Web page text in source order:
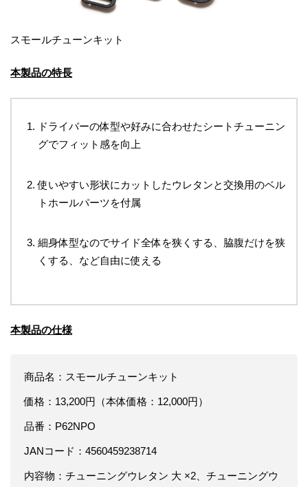
スモールチューンキット
本製品の特長
ドライバーの体型や好みに合わせたシートチューニン
グでフィット感を向上
使いやすい形状にカットしたウレタンと交換用のベル
トホールパーツを付属
細身体型なのでサイド全体を狭くする、脇腹だけを狭
くする、など自由に使える
本製品の仕様
商品名：スモールチューンキット
価格：13,200円（本体価格：12,000円）
品番：P62NPO
JANコード：4560459238714
内容物：チューニングウレタン 大 ×2、チューニングウ